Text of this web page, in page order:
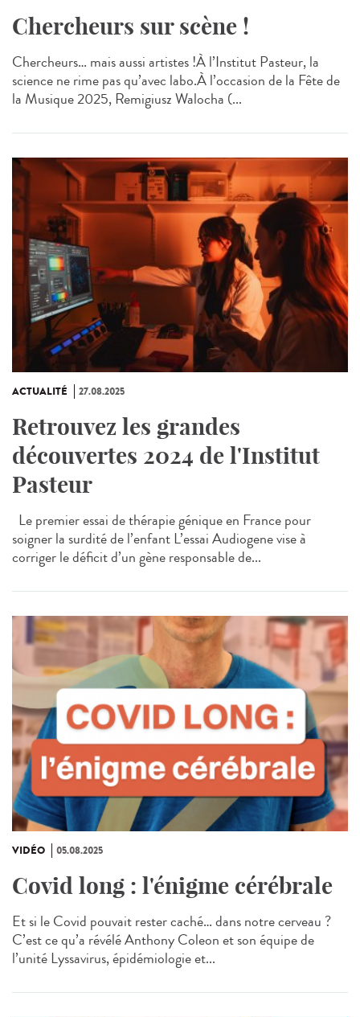
Chercheurs sur scène !
Chercheurs… mais aussi artistes !À l’Institut Pasteur, la
science ne rime pas qu’avec labo.À l’occasion de la Fête de
la Musique 2025, Remigiusz Walocha (...
ACTUALITÉ 27.08.2025
Retrouvez les grandes
découvertes 2024 de l'Institut
Pasteur
Le premier essai de thérapie génique en France pour
soigner la surdité de l’enfant L’essai Audiogene vise à
corriger le déficit d’un gène responsable de...
VIDÉO 05.08.2025
Covid long : l'énigme cérébrale
Et si le Covid pouvait rester caché… dans notre cerveau ?
C’est ce qu’a révélé Anthony Coleon et son équipe de
l’unité Lyssavirus, épidémiologie et...